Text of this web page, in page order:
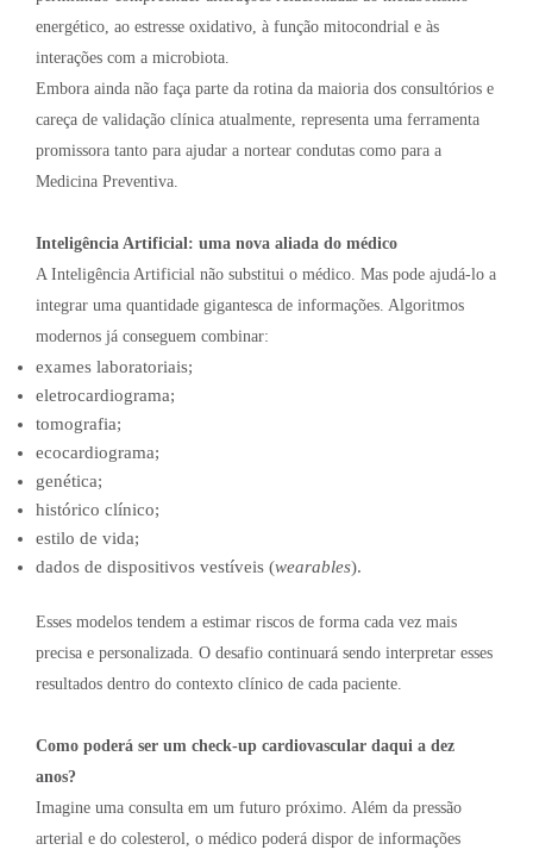
energético, ao estresse oxidativo, à função mitocondrial e às
interações com a microbiota.
Embora ainda não faça parte da rotina da maioria dos consultórios e
careça de validação clínica atualmente, representa uma ferramenta
promissora tanto para ajudar a nortear condutas como para a
Medicina Preventiva.
Inteligência Artificial: uma nova aliada do médico
A Inteligência Artificial não substitui o médico. Mas pode ajudá-lo a
integrar uma quantidade gigantesca de informações. Algoritmos
modernos já conseguem combinar:
exames laboratoriais;
eletrocardiograma;
tomografia;
ecocardiograma;
genética;
histórico clínico;
estilo de vida;
dados de dispositivos vestíveis (wearables).
Esses modelos tendem a estimar riscos de forma cada vez mais
precisa e personalizada. O desafio continuará sendo interpretar esses
resultados dentro do contexto clínico de cada paciente.
Como poderá ser um check-up cardiovascular daqui a dez
anos?
Imagine uma consulta em um futuro próximo. Além da pressão
arterial e do colesterol, o médico poderá dispor de informações